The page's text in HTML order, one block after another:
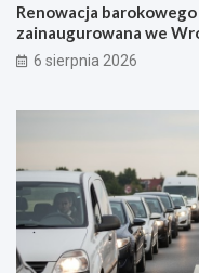
Renowacja
zainaugurowana we
6 sierpnia 2026